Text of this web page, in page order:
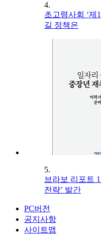
4.
초고령사회 ‘제
길 정책은
5.
브라보 리포트
전략’ 발간
PC버전
공지사항
사이트맵